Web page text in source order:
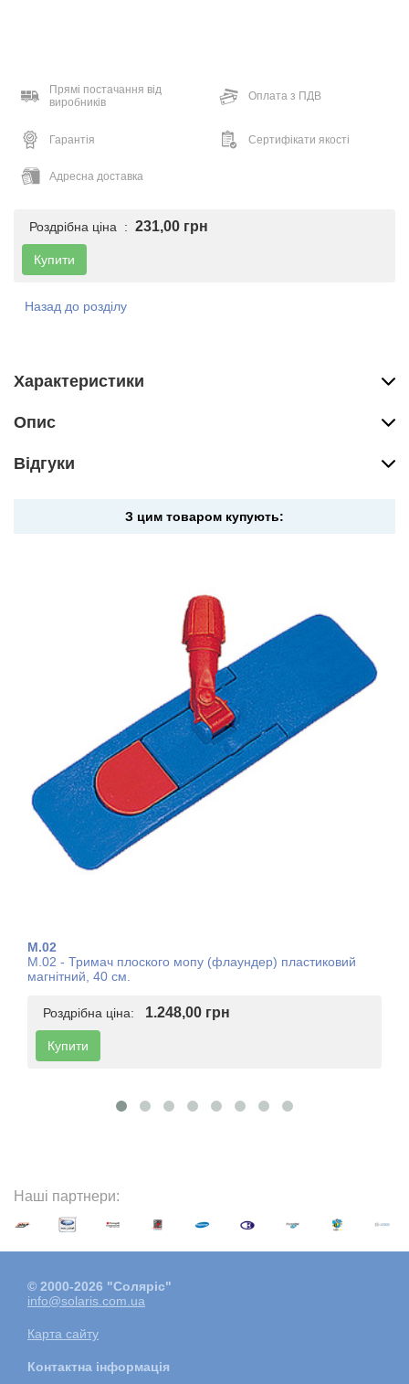
Прямі постачання від
виробників
Оплата з ПДВ
Гарантія Сертифікати якості
Адресна доставка
Роздрібна ціна : 231,00 грн
Купити
Назад до розділу
Характеристики
Опис
Вiдгуки
З цим товаром купують:
M.02
M.02 ​​- Тримач плоского мопу (флаундер) пластиковий
магнітний, 40 см.
Роздрібна ціна: 1.248,00 грн
Купити
Наші партнери:
© 2000-2026 "Соляріс"
info@solaris.com.ua
Карта сайту
Контактна інформація